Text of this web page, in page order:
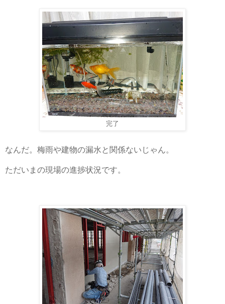
完了
なんだ。梅雨や建物の漏水と関係ないじゃん。
ただいまの現場の進捗状況です。